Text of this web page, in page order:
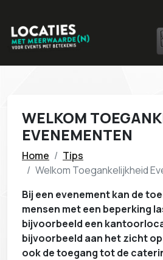
WELKOM
EVENEMENTEN
Home
Tips
Welkom Toegankelijkheid
Bij een evenement kan de
mensen met een beperking
bijvoorbeeld een
bijvoorbeeld aan het zicht
ook de toegang tot de